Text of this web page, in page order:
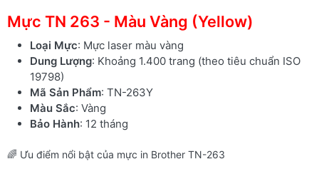
Mực TN 263 - Màu Vàng (Yellow)
Loại Mực: Mực laser màu vàng
Dung Lượng: Khoảng 1.400 trang (theo tiêu chuẩn ISO
19798)
Mã Sản Phẩm: TN-263Y
Màu Sắc: Vàng
Bảo Hành: 12 tháng
🌈 Ưu điểm nổi bật của mực in Brother TN-263